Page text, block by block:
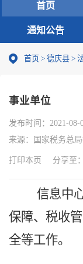
首页
通知公告
首页 > 德庆县 >
事业单位
发布时间： 2021-08-
来源：
国家税务总
打印本页 分享至：
信息中心
保障、税收
全等工作。